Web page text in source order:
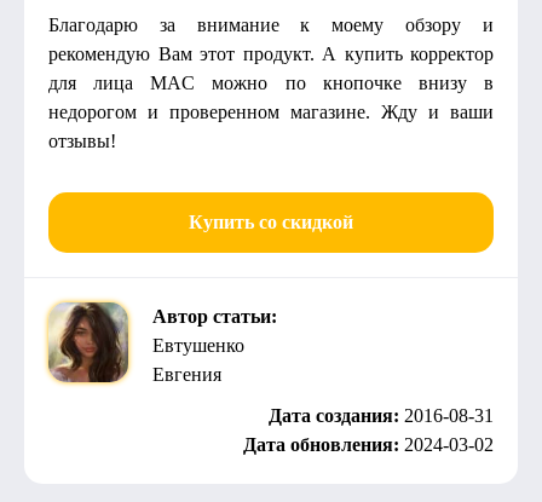
Благодарю за внимание к моему обзору и
рекомендую Вам этот продукт. А купить корректор
для лица MAC можно по кнопочке внизу в
недорогом и проверенном магазине. Жду и ваши
отзывы!
Купить со скидкой
Автор статьи:
Евтушенко
Евгения
Дата создания: 2016-08-31
Дата обновления: 2024-03-02